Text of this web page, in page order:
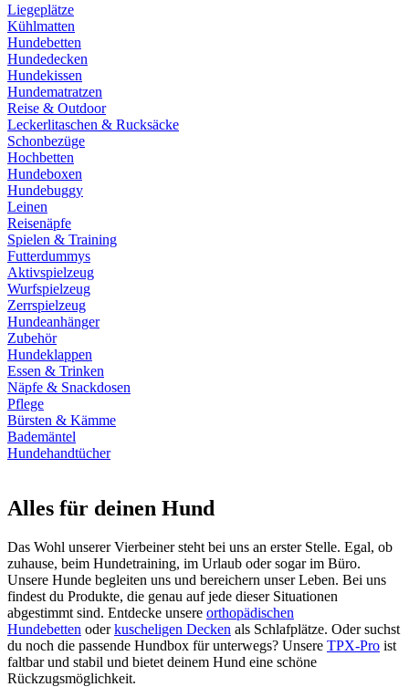
Liegeplätze
Kühlmatten
Hundebetten
Hundedecken
Hundekissen
Hundematratzen
Reise & Outdoor
Leckerlitaschen & Rucksäcke
Schonbezüge
Hochbetten
Hundeboxen
Hundebuggy
Leinen
Reisenäpfe
Spielen & Training
Futterdummys
Aktivspielzeug
Wurfspielzeug
Zerrspielzeug
Hundeanhänger
Zubehör
Hundeklappen
Essen & Trinken
Näpfe & Snackdosen
Pflege
Bürsten & Kämme
Bademäntel
Hundehandtücher
Alles für deinen Hund
Das Wohl unserer Vierbeiner steht bei uns an erster Stelle. Egal, ob
zuhause, beim Hundetraining, im Urlaub oder sogar im Büro.
Unsere Hunde begleiten uns und bereichern unser Leben. Bei uns
findest du Produkte, die genau auf jede dieser Situationen
abgestimmt sind. Entdecke unsere orthopädischen
Hundebetten oderkuscheligen Decken als Schlafplätze. Oder suchst
du noch die passende Hundbox für unterwegs? Unsere TPX-Pro ist
faltbar und stabil und bietet deinem Hund eine schöne
Rückzugsmöglichkeit.